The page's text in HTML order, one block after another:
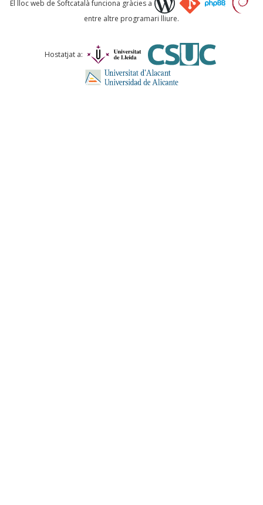
Comentari *
El lloc web de Softcatalà funciona gràcies a
entre altre programari lliure.
Hostatjat a: